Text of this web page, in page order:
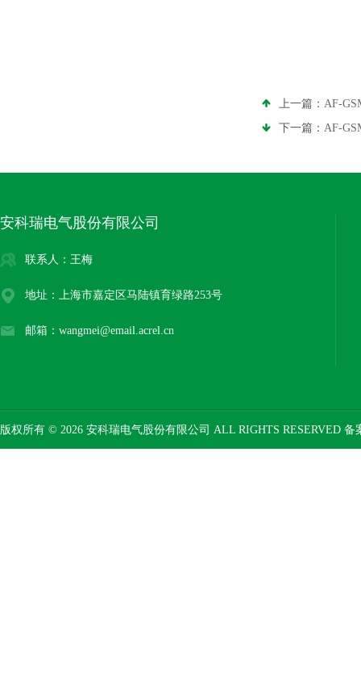
上一篇： AF-
下一篇： AF-
安科瑞电气股份有限公司
联系人：王梅
地址：上海市嘉定区马陆镇育绿路253号
邮箱：wangmei@email.acrel.cn
版权所有 © 2026 安科瑞电气股份有限公司 ALL RIGHTS RESERVED 备